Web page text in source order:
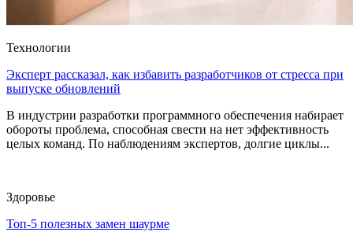
Технологии
Эксперт рассказал, как избавить разработчиков от стресса при
выпуске обновлений
В индустрии разработки программного обеспечения набирает
обороты проблема, способная свести на нет эффективность
целых команд. По наблюдениям экспертов, долгие циклы...
Здоровье
Топ-5 полезных замен шаурме